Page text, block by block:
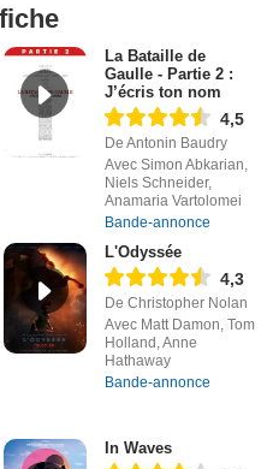
La Bataille de
Gaulle - Partie 2 :
J’écris ton nom
4,5
De Antonin Baudry
Avec Simon Abkarian,
Niels Schneider,
Anamaria Vartolomei
Bande-annonce
L'Odyssée
4,3
De Christopher Nolan
Avec Matt Damon, Tom
Holland, Anne
Hathaway
Bande-annonce
In Waves